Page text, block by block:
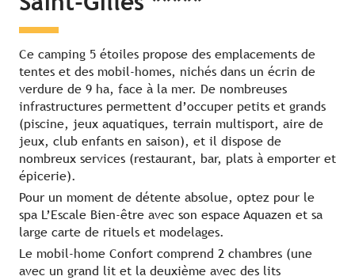
Ce camping 5 étoiles propose des emplacements de
tentes et des mobil-homes, nichés dans un écrin de
verdure de 9 ha, face à la mer. De nombreuses
infrastructures permettent d’occuper petits et grands
(piscine, jeux aquatiques, terrain multisport, aire de
jeux, club enfants en saison), et il dispose de
nombreux services (restaurant, bar, plats à emporter et
épicerie).
Pour un moment de détente absolue, optez pour le
spa L’Escale Bien-être avec son espace Aquazen et sa
large carte de rituels et modelages.
Le mobil-home Confort comprend 2 chambres (une
avec un grand lit et la deuxième avec des lits